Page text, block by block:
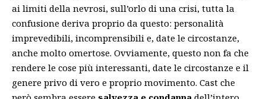
ai limiti della nevrosi, sull’orlo di una crisi, tutta la
confusione deriva proprio da questo: personalità
imprevedibili, incomprensibili e, date le circostanze,
anche molto omertose. Ovviamente, questo non fa che
rendere le cose più interessanti, date le circostanze e il
genere privo di vero e proprio movimento. Cast che